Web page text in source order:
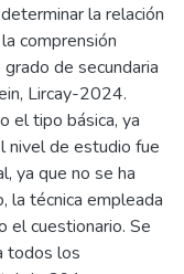
la relación
comprensión
de secundaria
Lircay-2024.
el tipo básica, ya
nivel de estudio fue
ya que no se ha
la técnica empleada
el cuestionario. Se
todos los